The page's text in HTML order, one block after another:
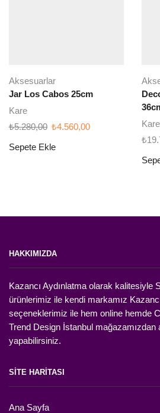
Aksesuarlar
Jar Los Cabos 25cm
Kare
₺5.280,00 Orijinal
₺5.280,00.
₺4.560,00Şu
Sepete Ekle
Kare
₺
HAKKIMIZDA
Kazancı Aydınlatma olarak kalitesiyle
ürünlerimiz ile kendi markamız
seçeneklerimiz ile hem online hemde
Trend Design İstanbul mağazamızdan
yapabilirsiniz.
SİTE HARİTASI
Ana Sayfa